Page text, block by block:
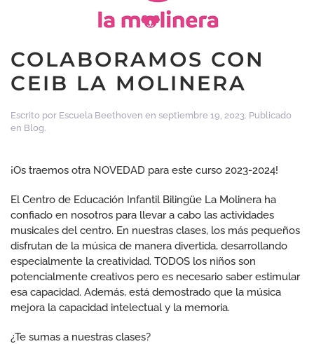
COLABORAMOS CON
CEIB LA MOLINERA
Escrito por Escuela Beethoven en septiembre 19, 2023. Publicado
en Blog.
¡Os traemos otra NOVEDAD para este curso 2023-2024!
El Centro de Educación Infantil Bilingüe La Molinera ha
confiado en nosotros para llevar a cabo las actividades
musicales del centro. En nuestras clases, los más pequeños
disfrutan de la música de manera divertida, desarrollando
especialmente la creatividad. TODOS los niños son
potencialmente creativos pero es necesario saber estimular
esa capacidad. Además, está demostrado que la música
mejora la capacidad intelectual y la memoria.
¿Te sumas a nuestras clases?